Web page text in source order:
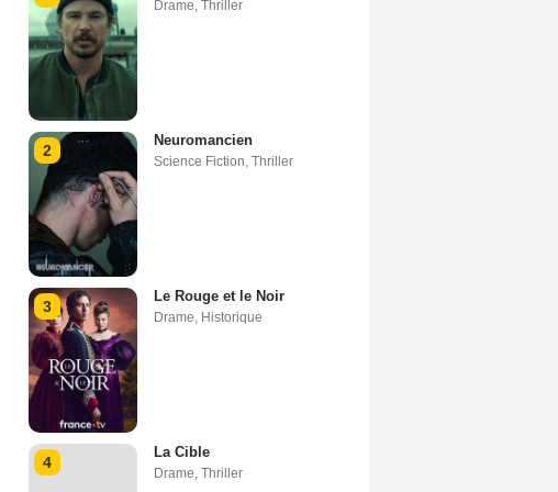
Drame, Thriller
2
Neuromancien
Science Fiction, Thriller
3
Le Rouge et le Noir
Drame, Historique
4
La Cible
Drame, Thriller